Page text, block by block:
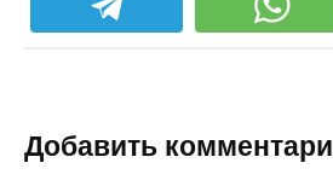
Добавить